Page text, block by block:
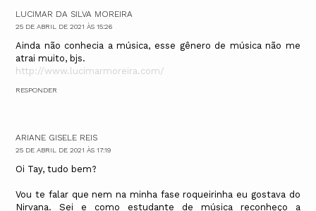
LUCIMAR DA SILVA MOREIRA
25 DE ABRIL DE 2021 ÀS 15:26
Ainda não conhecia a música, esse gênero de música não me
atrai muito, bjs.
http://www.lucimarmoreira.com/
RESPONDER
ARIANE GISELE REIS
25 DE ABRIL DE 2021 ÀS 17:19
Oi Tay, tudo bem?
Vou te falar que nem na minha fase roqueirinha eu gostava do
Nirvana. Sei e como estudante de música reconheço a